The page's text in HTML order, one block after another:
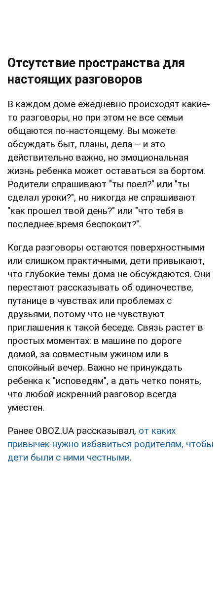
Отсутствие пространства для
настоящих разговоров
В каждом доме ежедневно происходят какие-
то разговоры, но при этом не все семьи
общаются по-настоящему. Вы можете
обсуждать быт, планы, дела – и это
действительно важно, но эмоциональная
жизнь ребенка может оставаться за бортом.
Родители спрашивают "ты поел?" или "ты
сделал уроки?", но никогда не спрашивают
"как прошел твой день?" или "что тебя в
последнее время беспокоит?".
Когда разговоры остаются поверхностными
или слишком практичными, дети привыкают,
что глубокие темы дома не обсуждаются. Они
перестают рассказывать об одиночестве,
путанице в чувствах или проблемах с
друзьями, потому что не чувствуют
приглашения к такой беседе. Связь растет в
простых моментах: в машине по дороге
домой, за совместным ужином или в
спокойный вечер. Важно не принуждать
ребенка к "исповедям", а дать четко понять,
что любой искренний разговор всегда
уместен.
Ранее OBOZ.UA рассказывал, от каких
привычек нужно избавиться родителям, чтобы
дети были с ними честными.